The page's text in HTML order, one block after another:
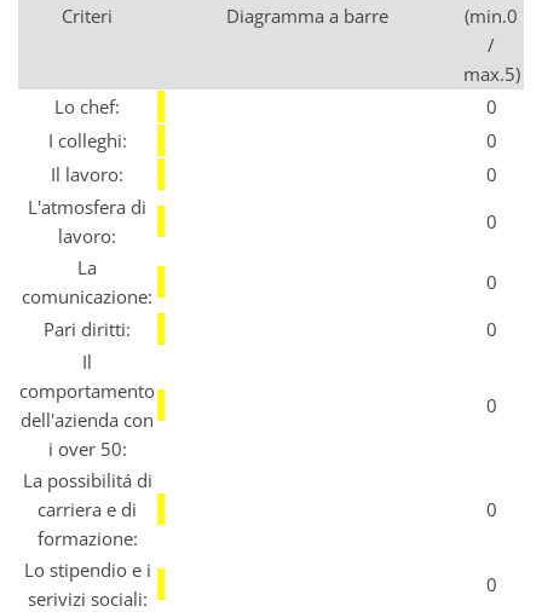
Criteri Diagramma a barre
(min.0
/
max.5)
Lo chef:
0
I colleghi:
0
Il lavoro:
0
L'atmosfera di
lavoro:
0
La
comunicazione:
0
Pari diritti:
0
Il
comportamento
dell'azienda con
i over 50:
0
La possibilitá di
carriera e di
formazione:
0
Lo stipendio e i
serivizi sociali:
0